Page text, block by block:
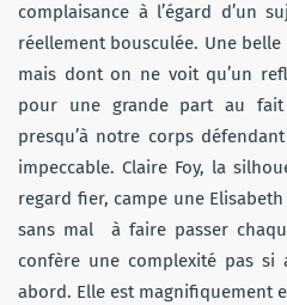
complaisance à l’égard d’un
réellement bousculée. Une
mais dont on ne voit qu’un
pour une grande part au fait
presqu’à notre corps
impeccable. Claire Foy, la
regard fier, campe une
sans mal à faire passer
confère une complexité pas
abord. Elle est magnifiquement